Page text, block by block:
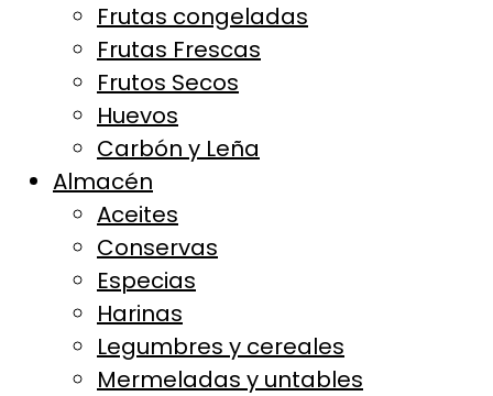
Frutas congeladas
Frutas Frescas
Frutos Secos
Huevos
Carbón y Leña
Almacén
Aceites
Conservas
Especias
Harinas
Legumbres y cereales
Mermeladas y untables